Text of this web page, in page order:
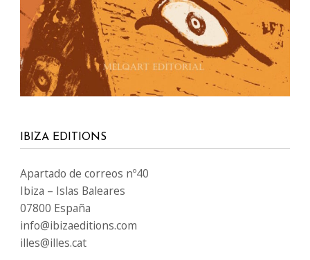
IBIZA EDITIONS
Apartado de correos nº40
Ibiza – Islas Baleares
07800 España
info@ibizaeditions.com
illes@illes.cat